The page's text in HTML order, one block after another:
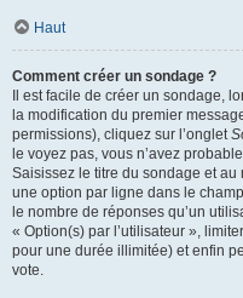
Haut
Comment créer un sondage ?
Il est facile de créer un sondage,
la modification du premier
permissions), cliquez sur l’onglet
le voyez pas, vous n’avez
Saisissez le titre du sondage et
une option par ligne dans le
le nombre de réponses qu’un
« Option(s) par l’utilisateur »,
pour une durée illimitée) et enfin
vote.